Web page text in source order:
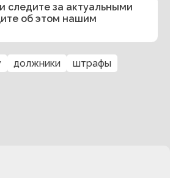
и следите за актуальными
об этом нашим
должники штрафы